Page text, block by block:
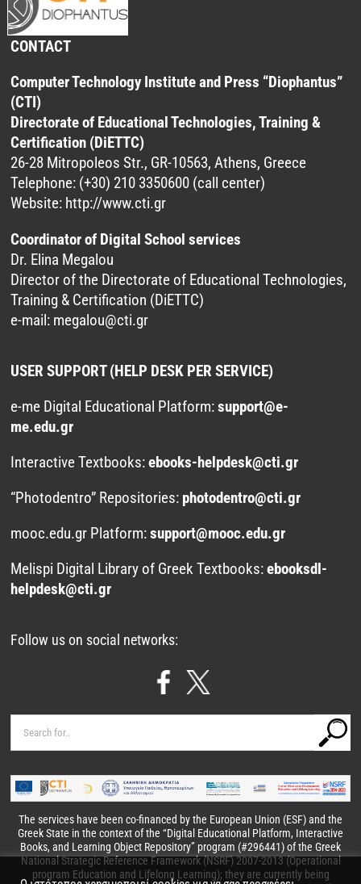
CONTACT
Computer Technology Institute and Press “Diophantus”
(CTI)
Directorate of Educational Technologies, Training &
Certification (DiETTC)
26-28 Mitropoleos Str., GR-10563, Athens, Greece
Telephone: (+30) 210 3350600 (call center)
Website: http://www.cti.gr
Coordinator of Digital School services
Dr. Elina Megalou
Director of the Directorate of Educational Technologies,
Training & Certification (DiETTC)
e-mail: megalou@cti.gr
USER SUPPORT (HELP DESK PER SERVICE)
e-me Digital Educational Platform:support@e-
me.edu.gr
Interactive Textbooks:ebooks-helpdesk@cti.gr
“Photodentro” Repositories: photodentro@cti.gr
mooc.edu.gr Platform:support@mooc.edu.gr
Melispi Digital Library of Greek Textbooks:ebooksdl-
helpdesk@cti.gr
Follow us on social networks:
for:
The services have been co-financed by the European Union (ESF) and the
Greek State in the context of the “Digital Educational Platform, Interactive
Books, and Learning Object Repository” program (#296441) of the Greek
National Strategic Reference Framework (NSRF) 2007-2013 (Operational
program Education and Lifelong Learning); they are currently being